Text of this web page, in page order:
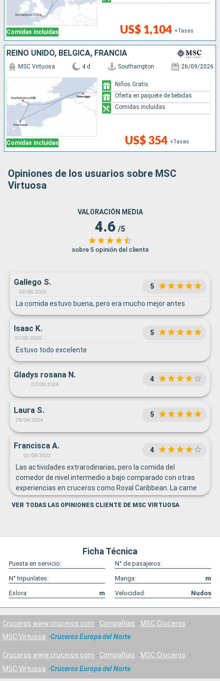
Comidas incluidas US$ 1,104 +Tasas
REINO UNIDO, BÉLGICA, FRANCIA
Comidas incluidas
MSC Virtuosa 4 d Southampton 26/09/2026
US$ 354 +Tasas
Niños Gratis
Oferta en paquete de bebidas
Comidas incluidas
Opiniones de los usuarios sobre MSC
Virtuosa
VALORACIÓN MEDIA
4.6 /5
sobre 5 opinión del cliente
Gallego S.
02/06/2025
5
La comida estuvo buena, pero era mucho mejor antes
Isaac K.
31/05/2025
5
Estuvo todo excelente
Gladys rosana N.
07/09/2024
4
Laura S.
29/04/2024
5
Francisca A.
01/08/2022
4
Las actividades extrarodinarias, pero la comida del
comedor de nivel intermedio a bajo comparado con otras
experiencias en cruceros como Royal Caribbean. La carne
muy dura, los menús del comedor muy pobres. El buffet
bueno, sobre todo el desayuno
VER TODAS LAS OPINIONES CLIENTE DE MSC VIRTUOSA
Ficha Técnica
Puesta en servicio:
N° de pasajeros:
N° tripunlates:
Manga:
m
Eslora:
m Velocidad: Nudos
Cruceros www.cruceros.com Compañías
MSC Cruceros
MSC Virtuosa
Cruceros Europa del Norte
Cruceros www.cruceros.com Compañías
MSC Cruceros
MSC Virtuosa
Cruceros Europa del Norte